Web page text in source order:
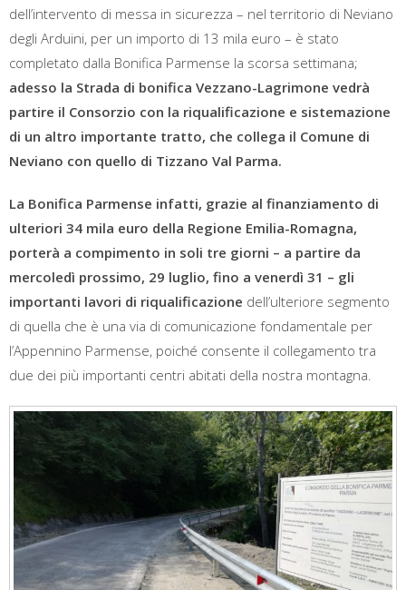
dell’intervento di messa in sicurezza – nel territorio di Neviano
degli Arduini, per un importo di 13 mila euro – è stato
completato dalla Bonifica Parmense la scorsa settimana;
adesso la Strada di bonifica Vezzano-Lagrimone vedrà
partire il Consorzio con la riqualificazione e sistemazione
di un altro importante tratto, che collega il Comune di
Neviano con quello di Tizzano Val Parma.
La Bonifica Parmense infatti, grazie al finanziamento di
ulteriori 34 mila euro della Regione Emilia-Romagna,
porterà a compimento in soli tre giorni – a partire da
mercoledì prossimo, 29 luglio, fino a venerdì 31 – gli
importanti lavori di riqualificazione dell’ulteriore segmento
di quella che è una via di comunicazione fondamentale per
l’Appennino Parmense, poiché consente il collegamento tra
due dei più importanti centri abitati della nostra montagna.